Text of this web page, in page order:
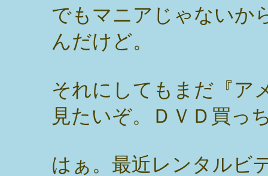
でもマニアじゃないか
んだけど。
それにしてもまだ『ア
見たいぞ。ＤＶＤ買っ
はぁ。最近レンタルビ